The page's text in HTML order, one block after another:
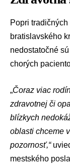
Popri
bratislavského
nedostatočné
chorých
„Čoraz viac
zdravotnej či
blízkych
oblasti chceme
pozornosť,“
mestského